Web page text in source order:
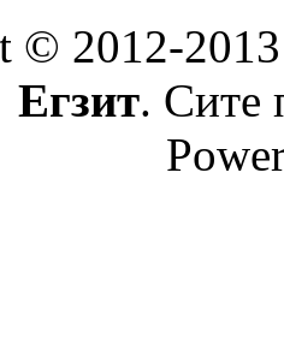
© 2012-
Егзит. Сите